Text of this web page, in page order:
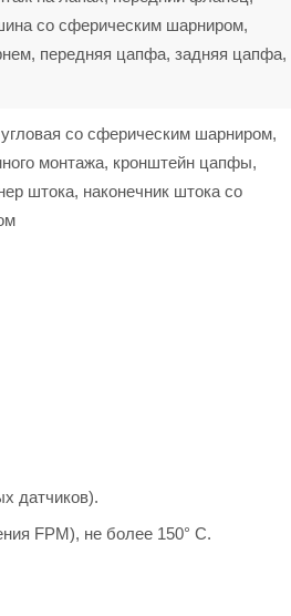
со сферическим шарниром,
передняя цапфа, задняя цапфа,
со сферическим шарниром,
монтажа, кронштейн цапфы,
штока, наконечник штока со
датчиков).
FPM), не более 150° C.